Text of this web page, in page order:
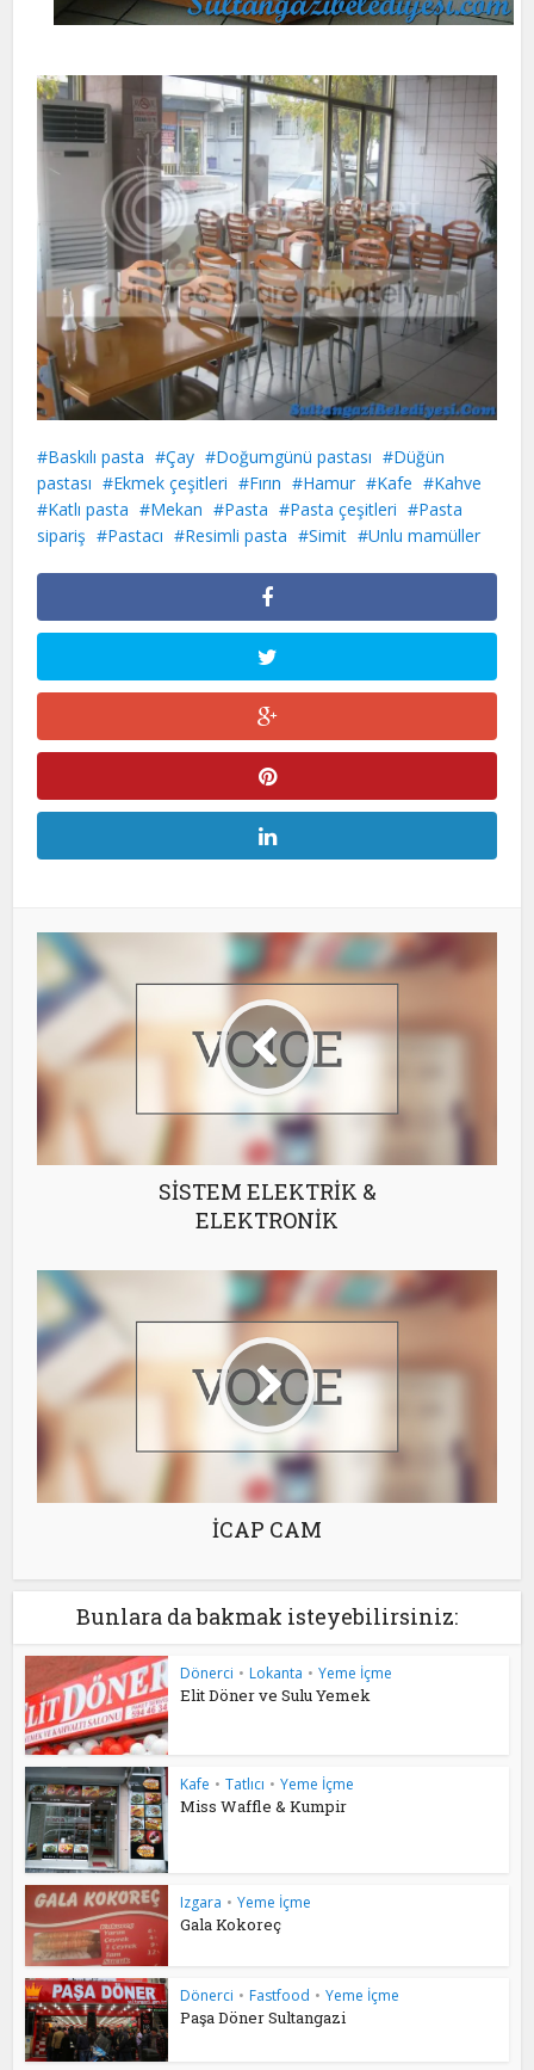
Baskılı pasta Çay Doğumgünü pastası
Düğün
pastası
Ekmek çeşitleri Fırın Hamur Kafe
Kahve
Katlı pasta
Mekan Pasta Pasta çeşitleri
Pasta
sipariş
Pastacı Resimli pasta Simit Unlu mamüller
SİSTEM ELEKTRİK &
ELEKTRONİK
İCAP CAM
Bunlara da bakmak isteyebilirsiniz:
Dönerci • Lokanta • Yeme İçme
Elit Döner ve Sulu Yemek
Kafe • Tatlıcı • Yeme İçme
Miss Waffle & Kumpir
Izgara • Yeme İçme
Gala Kokoreç
Dönerci • Fastfood • Yeme İçme
Paşa Döner Sultangazi